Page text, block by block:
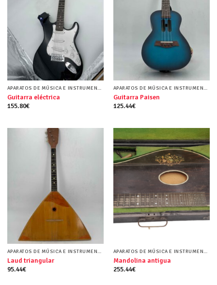
APARATOS DE MÚSICA E INSTRUMENTOS MUSICALES
Guitarra eléctrica
155.80€
APARATOS DE MÚSICA E INSTRUMENTOS MUSICALES
Guitarra Paisen
125.44€
APARATOS DE MÚSICA E INSTRUMENTOS MUSICALES
Laud triangular
95.44€
APARATOS DE MÚSICA E INSTRUMENTOS MUSICALES
Mandolina antigua
255.44€